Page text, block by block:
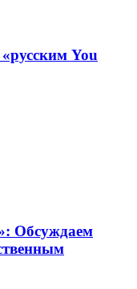
You
Обсуждаем